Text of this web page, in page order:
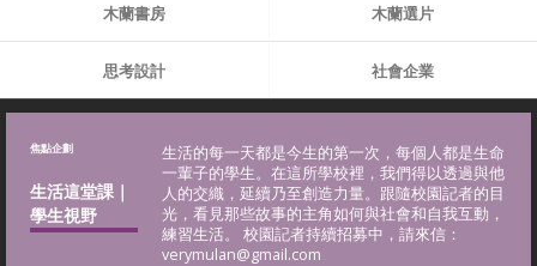
木蘭書房 木蘭選片
思考設計 社會企業
焦點企劃
生活這堂課｜
學生視野
生活的每一天都是今生的第一次，每個人都是生命
一輩子的學生。在這所學校裡，我們得以透過與他
人的交織，延續乃至創造力量。跟隨校園記者的目
光，看見那些故事的主角如何與社會和自我互動，
練習生活。 校園記者持續招募中，請來信：
verymulan@gmail.com